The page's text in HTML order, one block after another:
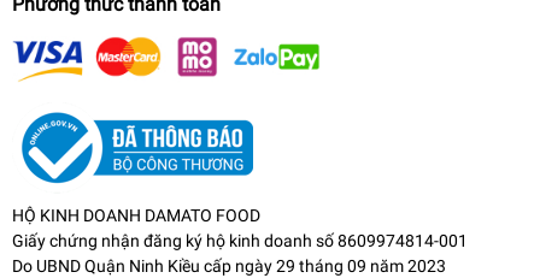
HỘ KINH DOANH DAMATO FOOD
Giấy chứng nhận đăng ký hộ kinh doanh số 8609974814-001
Do UBND Quận Ninh Kiều cấp ngày 29 tháng 09 năm 2023